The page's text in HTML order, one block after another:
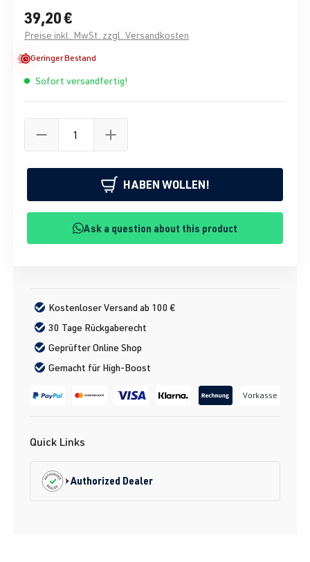
39,20 €
Preise inkl. MwSt. zzgl. Versandkosten
Geringer Bestand
Sofort versandfertig!
HABEN WOLLEN!
Ask a question about this product
Kostenloser Versand ab 100 €
30 Tage Rückgaberecht
Geprüfter Online Shop
Gemacht für High-Boost
Vorkasse
Quick Links
Authorized Dealer